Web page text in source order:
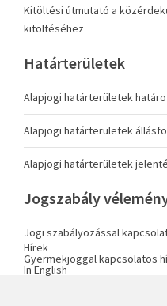
Kitöltési útmutató a
kitöltéséhez
Határterületek
Alapjogi határterületek
Alapjogi határterületek
Alapjogi határterületek
Jogszabály
Jogi szabályozással
Hírek
Gyermekjoggal kapcsolatos
In English